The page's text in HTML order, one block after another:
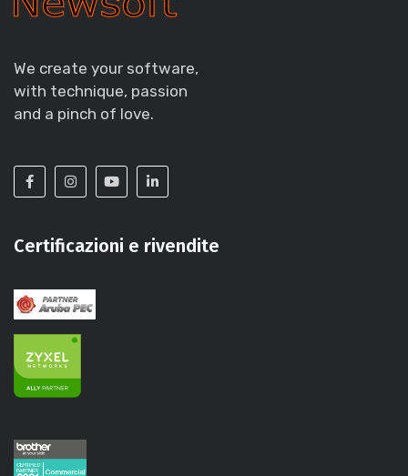
We create your software,
with technique, passion
and a pinch of love.
Certificazioni e rivendite